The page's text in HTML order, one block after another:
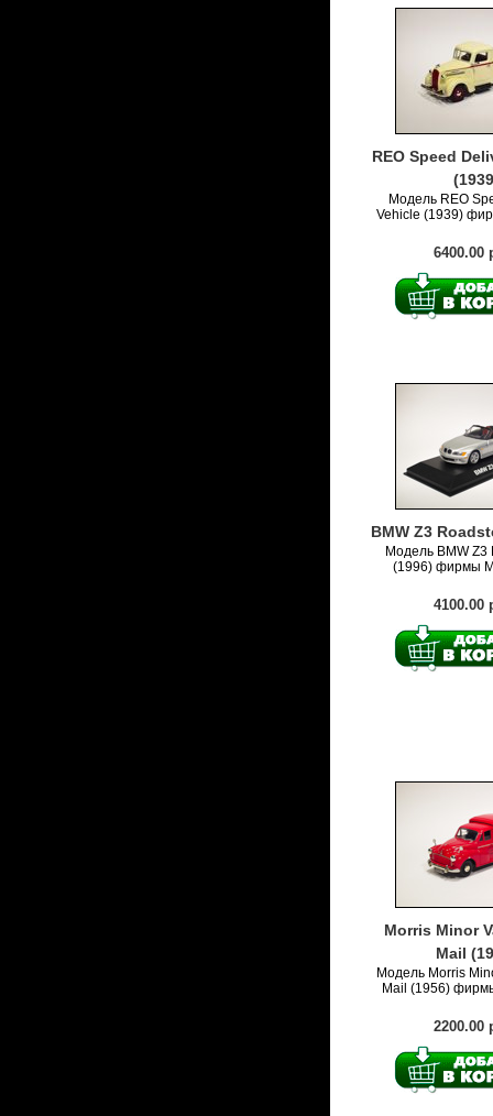
REO Speed
Модель REO
Vehicle (1939)
6400.00
BMW Z3
Модель BMW Z3
(1996) фирмы
4100.00
Morris Minor
Mail
Модель Morris
Mail (1956)
2200.00